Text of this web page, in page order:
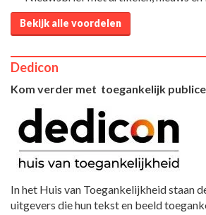
Bekijk alle voordelen
Dedicon
Kom verder met toegankelijk
In het Huis van Toegankelijkheid staan
uitgevers die hun tekst en beeld